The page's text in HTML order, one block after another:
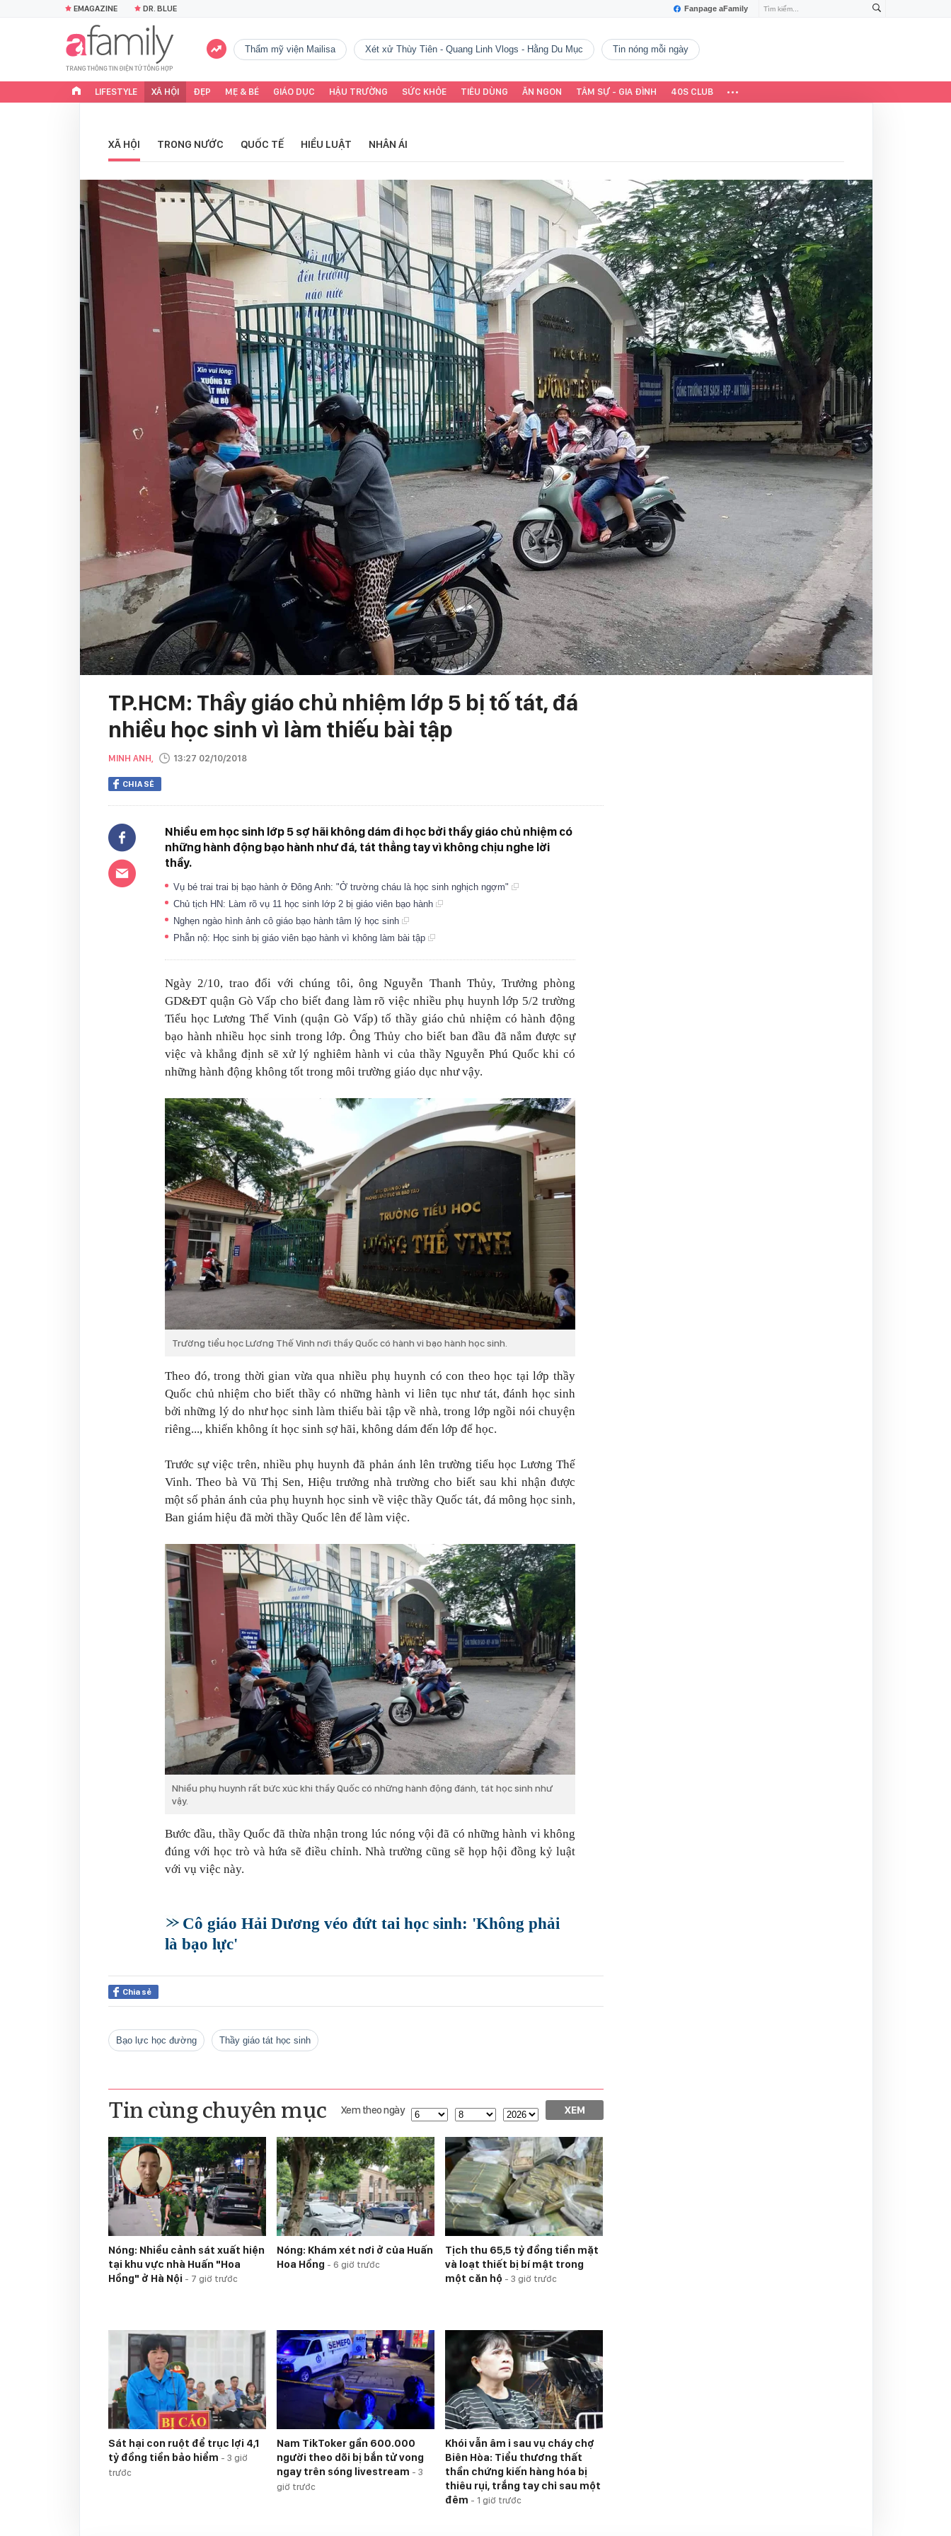
Fanpage aFamily
EMAGAZINE DR. BLUE
Thẩm mỹ viện Mailisa Xét xử Thùy Tiên - Quang Linh Vlogs - Hằng Du Mục tin nóng mỗi ngày
LIFESTYLE XÃ HỘI ĐẸP MẸ & BÉ GIÁO DỤC HẬU TRƯỜNG SỨC KHỎE TIÊU DÙNG ĂN NGON TÂM SỰ - GIA ĐÌNH 40S CLUB
XÃ HỘI TRONG NƯỚC QUỐC TẾ HIỂU LUẬT NHÂN ÁI
TP.HCM: Thầy giáo chủ nhiệm lớp 5 bị tố tát, đá
nhiều học sinh vì làm thiếu bài tập
MINH ANH, 13:27 02/10/2018
CHIA SẺ
Nhiều em học sinh lớp 5 sợ hãi không dám đi học bởi thầy giáo chủ nhiệm có
những hành động bạo hành như đá, tát thẳng tay vì không chịu nghe lời
thầy.
Vụ bé trai trai bị bạo hành ở Đông Anh: "Ở trường cháu là học sinh nghịch ngợm"
Chủ tịch HN: Làm rõ vụ 11 học sinh lớp 2 bị giáo viên bạo hành
Nghẹn ngào hình ảnh cô giáo bạo hành tâm lý học sinh
Phẫn nộ: Học sinh bị giáo viên bạo hành vì không làm bài tập
Ngày 2/10, trao đổi với chúng tôi, ông Nguyễn Thanh Thủy, Trưởng phòng
GD&ĐT quận Gò Vấp cho biết đang làm rõ việc nhiều phụ huynh lớp 5/2 trường
Tiểu học Lương Thế Vinh (quận Gò Vấp) tố thầy giáo chủ nhiệm có hành động
bạo hành nhiều học sinh trong lớp. Ông Thủy cho biết ban đầu đã nắm được sự
việc và khẳng định sẽ xử lý nghiêm hành vi của thầy Nguyễn Phú Quốc khi có
những hành động không tốt trong môi trường giáo dục như vậy.
Trường tiểu học Lương Thế Vinh nơi thầy Quốc có hành vi bạo hành học sinh.
Theo đó, trong thời gian vừa qua nhiều phụ huynh có con theo học tại lớp thầy
Quốc chủ nhiệm cho biết thầy có những hành vi liên tục như tát, đánh học sinh
bởi những lý do như học sinh làm thiếu bài tập về nhà, trong lớp ngồi nói chuyện
riêng..., khiến không ít học sinh sợ hãi, không dám đến lớp để học.
Trước sự việc trên, nhiều phụ huynh đã phản ánh lên trường tiểu học Lương Thế
Vinh. Theo bà Vũ Thị Sen, Hiệu trưởng nhà trường cho biết sau khi nhận được
một số phản ánh của phụ huynh học sinh về việc thầy Quốc tát, đá mông học sinh,
Ban giám hiệu đã mời thầy Quốc lên để làm việc.
Nhiều phụ huynh rất bức xúc khi thầy Quốc có những hành động đánh, tát học sinh như
vậy.
Bước đầu, thầy Quốc đã thừa nhận trong lúc nóng vội đã có những hành vi không
đúng với học trò và hứa sẽ điều chỉnh. Nhà trường cũng sẽ họp hội đồng kỷ luật
với vụ việc này.
Cô giáo Hải Dương véo đứt tai học sinh: 'Không phải
là bạo lực'
Chia sẻ
bạo lực học đường thầy giáo tát học sinh
Tin cùng chuyên mục Xem theo ngày XEM
Nóng: Nhiều cảnh sát xuất hiện
tại khu vực nhà Huấn "Hoa
Hồng" ở Hà Nội - 7 giờ trước
Nóng: Khám xét nơi ở của Huấn
Hoa Hồng - 6 giờ trước
Tịch thu 65,5 tỷ đồng tiền mặt
và loạt thiết bị bí mật trong
một căn hộ - 3 giờ trước
Sát hại con ruột để trục lợi 4,1
tỷ đồng tiền bảo hiểm - 3 giờ
trước
Nam TikToker gần 600.000
người theo dõi bị bắn tử vong
ngay trên sóng livestream - 3
giờ trước
Khói vẫn âm ỉ sau vụ cháy chợ
Biên Hòa: Tiểu thương thất
thần chứng kiến hàng hóa bị
thiêu rụi, trắng tay chỉ sau một
đêm - 1 giờ trước